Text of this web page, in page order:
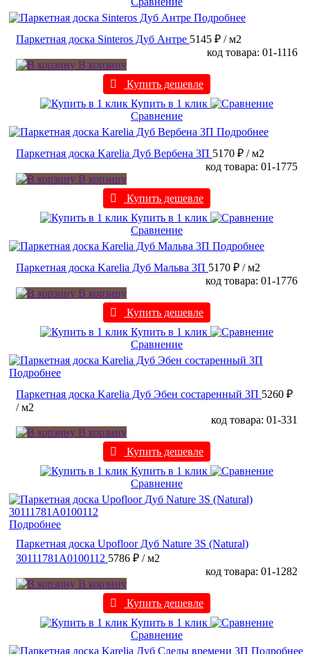
Подробнее
Паркетная доска Sinteros Дуб Антре 5145 ₽ / м2
код товара: 01-1116
В корзину
Купить дешевле
Купить в 1 клик
Сравнение
Подробнее
Паркетная доска Karelia Дуб Вербена 3П 5170 ₽ / м2
код товара: 01-1775
В корзину
Купить дешевле
Купить в 1 клик
Сравнение
Подробнее
Паркетная доска Karelia Дуб Мальва 3П 5170 ₽ / м2
код товара: 01-1776
В корзину
Купить дешевле
Купить в 1 клик
Сравнение
Подробнее
Паркетная доска Karelia Дуб Эбен состаренный 3П 5260 ₽
/ м2
код товара: 01-331
В корзину
Купить дешевле
Купить в 1 клик
Сравнение
Подробнее
Паркетная доска Upofloor Дуб Nature 3S (Natural)
30111781A0100112 5786 ₽ / м2
код товара: 01-1282
В корзину
Купить дешевле
Купить в 1 клик
Сравнение
Подробнее